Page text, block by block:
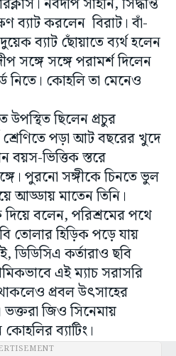
ব্যাট করলেন বিরাট। বাঁ-
ব্যাট ছোঁয়াতে ব্যর্থ হলেন
সঙ্গে সঙ্গে পরামর্শ দিলেন
নিতে। কোহলি তা মেনেও
ছিলেন প্রচুর
শ্রেণিতে পড়া আট বছরের খুদে
বয়স-ভিত্তিক স্তরে
পুরনো সঙ্গীকে চিনতে ভুল
আড্ডায় মাতেন তিনি।
বলেন, পরিশ্রমের পথে
তোলার হিড়িক পড়ে যায়
ডিডিসিএ কর্তারাও ছবি
এই ম্যাচ সরাসরি
প্রবল উৎসাহের
ভক্তরা জিও সিনেমায়
ব্যাটিং।